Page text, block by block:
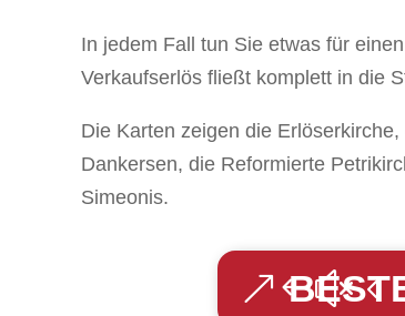
In jedem Fall tun Sie etwas für
Verkaufserlös fließt komplett in die
Die Karten zeigen die
Dankersen, die Reformierte
Simeonis.